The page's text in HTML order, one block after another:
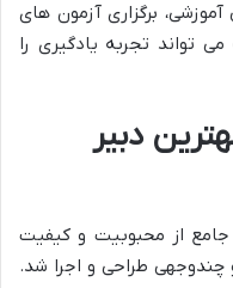
آموزشی، برگزاری آزمون های
تواند تجربه یادگیری را
دبیر
از محبوبیت و کیفیت
چندوجهی طراحی و اجرا شد.